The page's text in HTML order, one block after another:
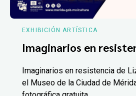
EXHIBICIÓN ARTÍSTICA
Imaginarios en
Imaginarios en resistencia de
el Museo de la Ciudad de